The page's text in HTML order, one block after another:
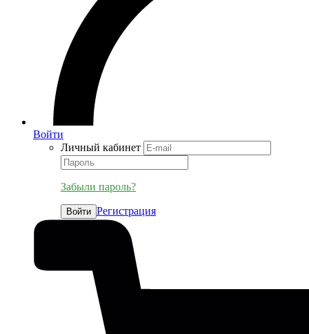
Войти
Личный кабинет
Забыли пароль?
Войти Регистрация